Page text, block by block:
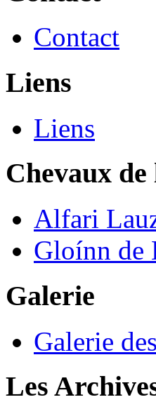
Contact
Liens
Liens
Chevaux
Alfari
Gloínn de
Galerie
Galerie
Les